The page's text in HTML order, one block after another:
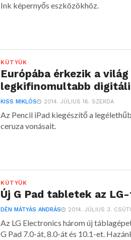
Ink képernyős eszközökhöz.
KÜTYÜK
Európába érkezik a világ
legkifinomultabb
KISS MIKLÓS 2014. JÚLIUS 16. SZERDA
Az Pencil iPad kiegészítő a
ceruza vonásait.
KÜTYÜK
Új G Pad tabletek az
DÉN MÁTYÁS ANDRÁS 2014. JÚLIUS 3.
Az LG Electronics három új
G Pad 7.0-át, 8.0-át és 10.1-et.